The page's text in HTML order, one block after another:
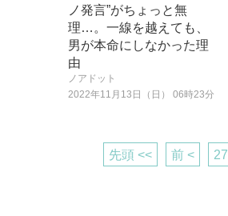
ノ発言”がちょっと無
理…。一線を越えても、
男が本命にしなかった理
由
ノアドット
2022年11月13日（日） 06時23分
先頭 << 前 < 27